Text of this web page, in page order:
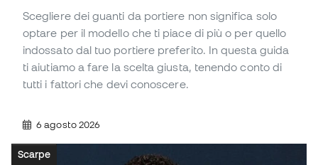
Scegliere dei guanti da portiere non significa solo
optare per il modello che ti piace di più o per quello
indossato dal tuo portiere preferito. In questa guida
ti aiutiamo a fare la scelta giusta, tenendo conto di
tutti i fattori che devi conoscere.
6 agosto 2026
Scarpe